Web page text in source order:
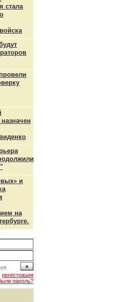
стала
и
на
регистрация
пароль?